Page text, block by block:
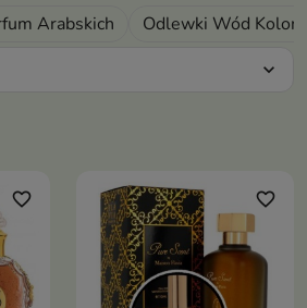
Arabskich Odlewki Wód
expand_more
favorite_border favorite_border